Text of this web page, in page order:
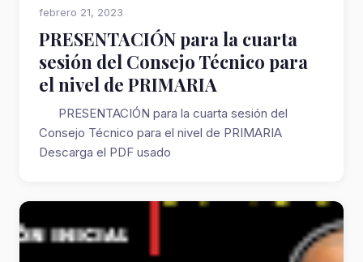
febrero 21, 2023
PRESENTACIÓN para la cuarta
sesión del Consejo Técnico para
el nivel de PRIMARIA
PRESENTACIÓN para la cuarta sesión del
Consejo Técnico para el nivel de PRIMARIA
Descarga el PDF usado